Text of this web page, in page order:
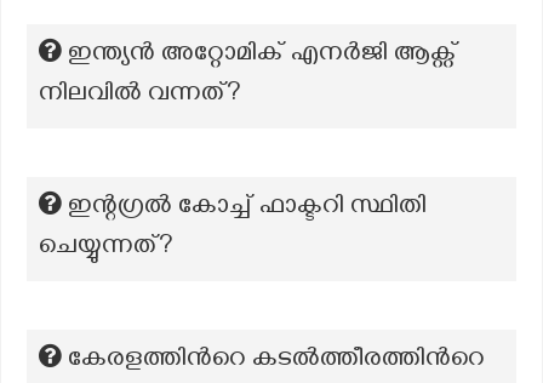
ഇന്ത്യൻ അറ്റോമിക് എനർജി ആക്റ്റ്
നിലവിൽ വന്നത്?
ഇന്റഗ്രൽ കോച്ച് ഫാക്ടറി സ്ഥിതി
ചെയ്യുന്നത്?
കേരളത്തിന്‍റെ കടൽത്തീരത്തിന്‍റെ